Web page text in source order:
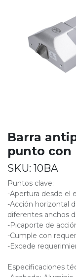
Barra
punto con
SKU: 10BA
Puntos clave:
-Apertura desde el
-Acción horizontal
diferentes anchos
-Picaporte de
-Cumple con
-Excede
Especificaciones